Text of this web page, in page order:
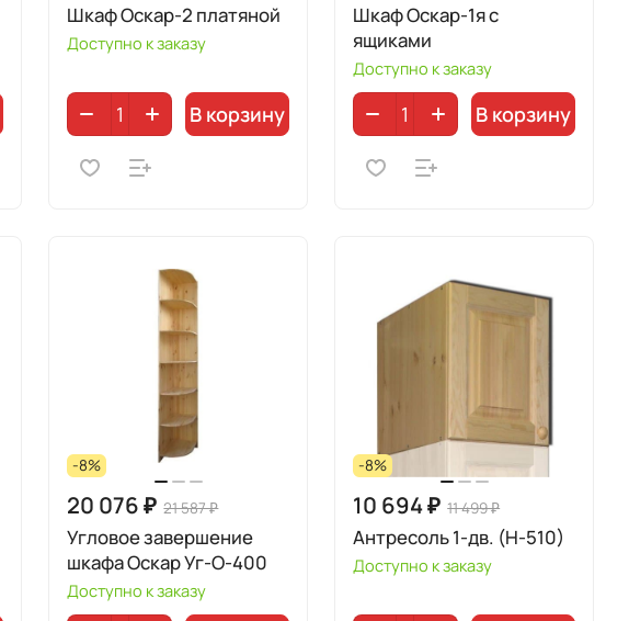
Шкаф Оскар-2 платяной
Доступно к заказу
В корзину
Шкаф Оскар-1я с
ящиками
Доступно к заказу
В корзину
-8%
20 076 ₽ 21 587 ₽
Угловое завершение
шкафа Оскар Уг-О-400
Доступно к заказу
-8%
10 694 ₽ 11 499 ₽
Антресоль 1-дв. (Н-510)
Доступно к заказу